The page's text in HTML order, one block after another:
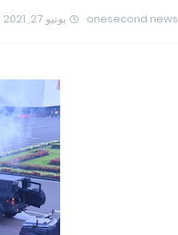
onesecond news يونيو 27, 2021